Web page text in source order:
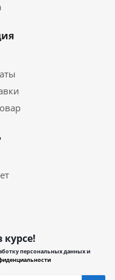
курсе!
персональных данных и